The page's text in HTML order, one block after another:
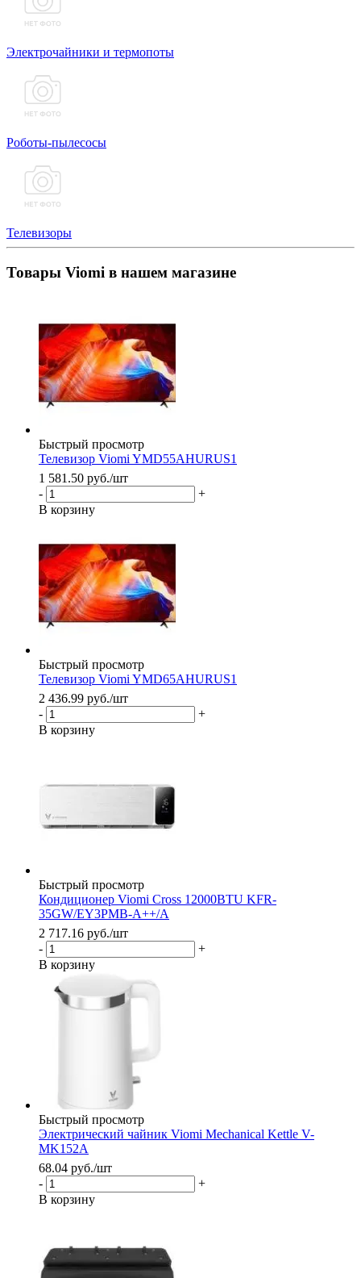
Электрочайники и термопоты
Роботы-пылесосы
Телевизоры
Товары Viomi в нашем магазине
Быстрый просмотр
Телевизор Viomi YMD55AHURUS1
1 581.50 руб./шт
-
+
В корзину
Быстрый просмотр
Телевизор Viomi YMD65AHURUS1
2 436.99 руб./шт
-
+
В корзину
Быстрый просмотр
Кондиционер Viomi Cross 12000BTU KFR-
35GW/EY3PMB-A++/A
2 717.16 руб./шт
-
+
В корзину
Быстрый просмотр
Электрический чайник Viomi Mechanical Kettle V-
MK152A
68.04 руб./шт
-
+
В корзину